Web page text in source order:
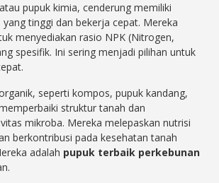
pupuk kimia, cenderung memiliki
tinggi dan bekerja cepat. Mereka
menyediakan rasio NPK (Nitrogen,
spesifik. Ini sering menjadi pilihan untuk
seperti kompos, pupuk kandang,
struktur tanah dan
mikroba. Mereka melepaskan nutrisi
berkontribusi pada kesehatan tanah
adalah pupuk terbaik perkebunan